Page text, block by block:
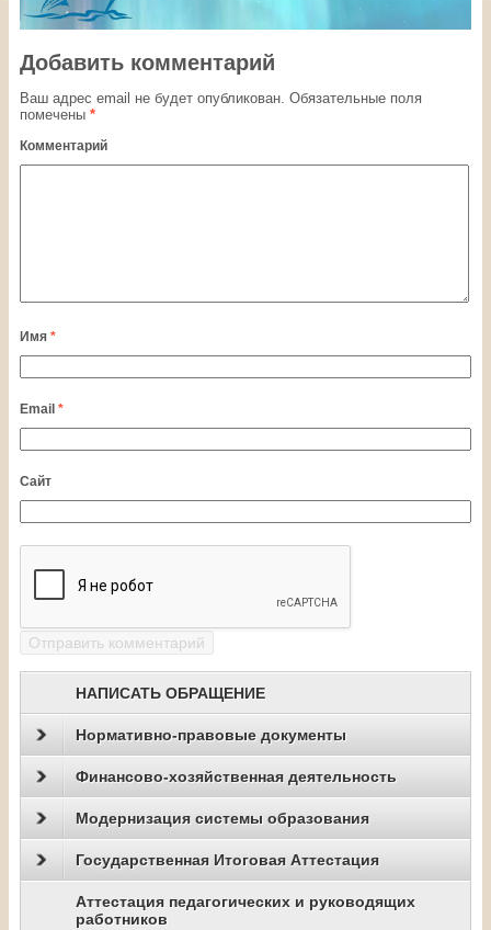
Добавить комментарий
Ваш адрес email не будет опубликован. Обязательные поля
помечены *
Комментарий
Имя *
Email *
Сайт
НАПИСАТЬ ОБРАЩЕНИЕ
Нормативно-правовые документы
Финансово-хозяйственная деятельность
Модернизация системы образования
Государственная Итоговая Аттестация
Аттестация педагогических и руководящих
работников